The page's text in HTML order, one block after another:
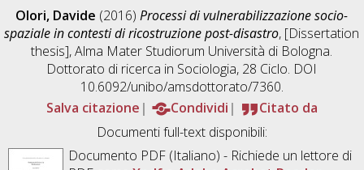
Olori, Davide (2016)Processi di vulnerabilizzazione socio-
spaziale in contesti di ricostruzione post-disastro, [Dissertation
thesis], Alma Mater Studiorum Università di Bologna.
Dottorato di ricerca in Sociologia, 28 Ciclo. DOI
10.6092/unibo/amsdottorato/7360.
Salva citazione
Condividi
Citato da
Documenti full-text disponibili:
Documento PDF(Italiano) - Richiede un lettore di